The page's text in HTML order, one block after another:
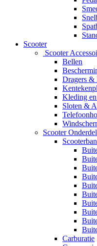
Scooter
Scooter
Bellen
Dragers &
Kleding
Sloten &
Scooter
Carburatie